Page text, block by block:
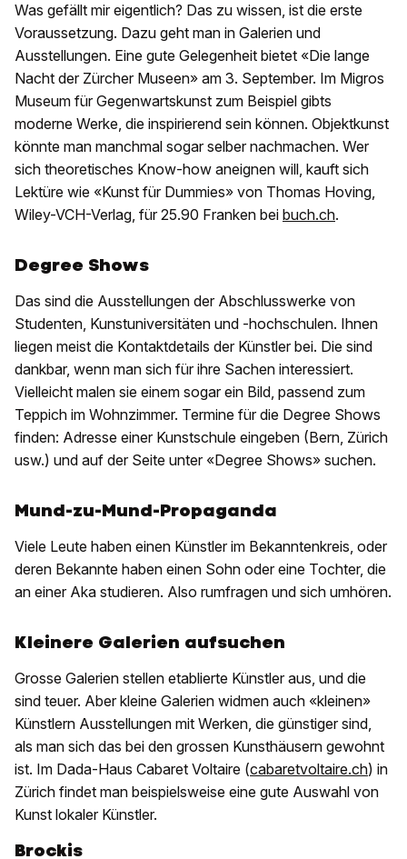
Was gefällt mir eigentlich? Das zu wissen, ist die erste
Voraussetzung. Dazu geht man in Galerien und
Ausstellungen. Eine gute Gelegenheit bietet «Die lange
Nacht der Zürcher Museen» am 3. September. Im Migros
Museum für Gegenwartskunst zum Beispiel gibts
moderne Werke, die inspirierend sein können. Objektkunst
könnte man manchmal sogar selber nachmachen. Wer
sich theoretisches Know-how aneignen will, kauft sich
Lektüre wie «Kunst für Dummies» von Thomas Hoving,
Wiley-VCH-Verlag, für 25.90 Franken bei buch.ch.
Degree Shows
Das sind die Ausstellungen der Abschlusswerke von
Studenten, Kunstuniversitäten und -hochschulen. Ihnen
liegen meist die Kontaktdetails der Künstler bei. Die sind
dankbar, wenn man sich für ihre Sachen interessiert.
Vielleicht malen sie einem sogar ein Bild, passend zum
Teppich im Wohnzimmer. Termine für die Degree Shows
finden: Adresse einer Kunstschule eingeben (Bern, Zürich
usw.) und auf der Seite unter «Degree Shows» suchen.
Mund-zu-Mund-Propaganda
Viele Leute haben einen Künstler im Bekanntenkreis, oder
deren Bekannte haben einen Sohn oder eine Tochter, die
an einer Aka studieren. Also rumfragen und sich um­hören.
Kleinere Galerien aufsuchen
Grosse Galerien stellen etablierte Künstler aus, und die
sind teuer. Aber kleine Galerien widmen auch «kleinen»
Künstlern Ausstellungen mit Werken, die günstiger sind,
als man sich das bei den grossen Kunsthäusern gewohnt
ist. Im Dada-Haus Cabaret Voltaire (cabaretvoltaire.ch) in
Zürich findet man beispielsweise eine gute Auswahl von
Kunst lokaler Künstler.
Brockis